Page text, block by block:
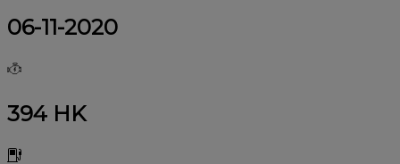
06-11-2020
394 HK